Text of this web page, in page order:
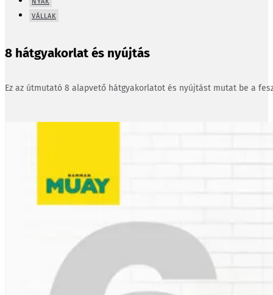
VÁLLAK
8 hátgyakorlat és nyújtás
Ez az útmutató 8 alapvető hátgyakorlatot és nyújtást mutat be a